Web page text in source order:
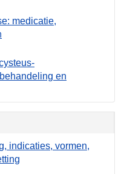
medicatie,
en
indicaties, vormen,